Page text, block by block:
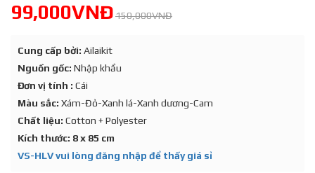
99,000VNĐ150,000VNĐ
Cung cấp bởi: Ailaikit
Nguồn gốc: Nhập khẩu
Đơn vị tính : Cái
Màu sắc: Xám-Đỏ-Xanh lá-Xanh dương-Cam
Chất liệu: Cotton + Polyester
Kích thước: 8 x 85 cm
VS-HLV vui lòng đăng nhập để thấy giá sỉ